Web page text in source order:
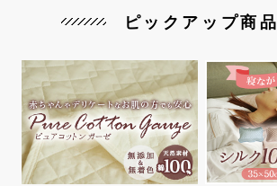
ピックアップ商品